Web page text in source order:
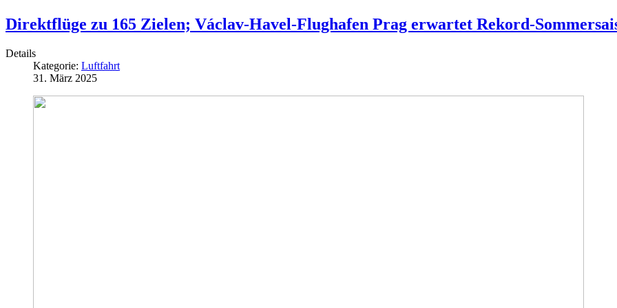
Direktflüge zu 165 Zielen; Václav-Havel-Flughafen Prag erwartet Rekord-
Details
Kategorie: Luftfahrt
31. März 2025